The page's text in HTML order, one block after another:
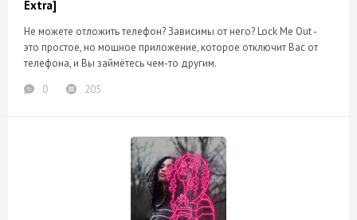
Extra]
Не можете отложить телефон? Зависимы от него? Lock Me Out -
это простое, но мощное приложение, которое отключит Вас от
телефона, и Вы займётесь чем-то другим.
0
205